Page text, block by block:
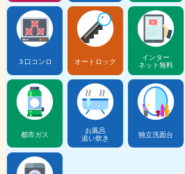
３口コンロ オートロック
インター
ネット無料
都市ガス
お風呂
追い炊き
独立洗面台